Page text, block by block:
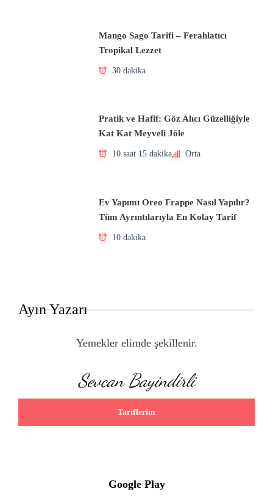
Mango Sago Tarifi – Ferahlatıcı
Tropikal Lezzet
30 dakika
Pratik ve Hafif: Göz Alıcı Güzelliğiyle
Kat Kat Meyveli Jöle
10 saat 15 dakika Orta
Ev Yapımı Oreo Frappe Nasıl Yapılır?
Tüm Ayrıntılarıyla En Kolay Tarif
10 dakika
Ayın Yazarı
Yemekler elimde şekillenir.
Sevcan Bayindirli
Tariflerim
Google Play